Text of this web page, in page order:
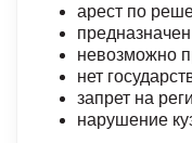
арест по
невозможно
нет
запрет на
нарушение